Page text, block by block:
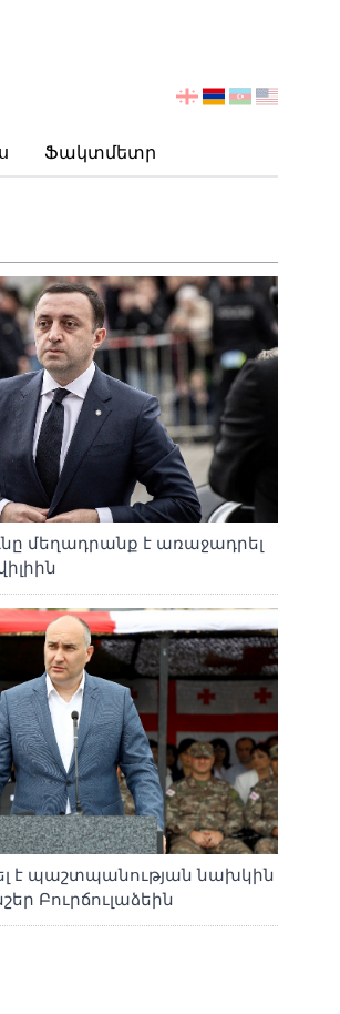
Ֆակտմետր
აირჩიეთ
մեղադրանք է առաջադրել
է պաշտպանության նախկին
Բուրճուլաձեին